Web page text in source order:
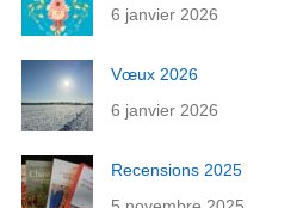
6 janvier 2026
Vœux 2026
6 janvier 2026
Recensions 2025